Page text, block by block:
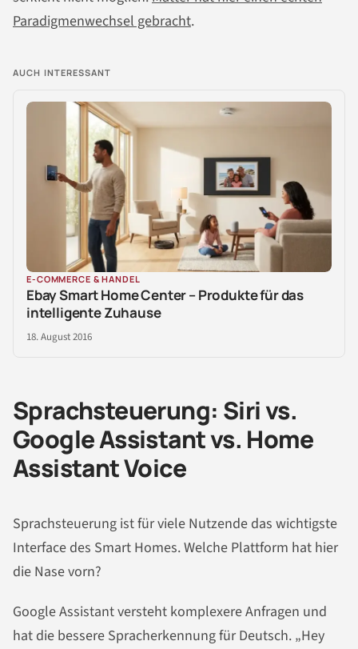
Paradigmenwechsel gebracht.
AUCH INTERESSANT
E-COMMERCE & HANDEL
Ebay Smart Home Center – Produkte für das
intelligente Zuhause
18. August 2016
Sprachsteuerung: Siri vs.
Google Assistant vs. Home
Assistant Voice
Sprachsteuerung ist für viele Nutzende das wichtigste
Interface des Smart Homes. Welche Plattform hat hier
die Nase vorn?
Google Assistant versteht komplexere Anfragen und
hat die bessere Spracherkennung für Deutsch. „Hey